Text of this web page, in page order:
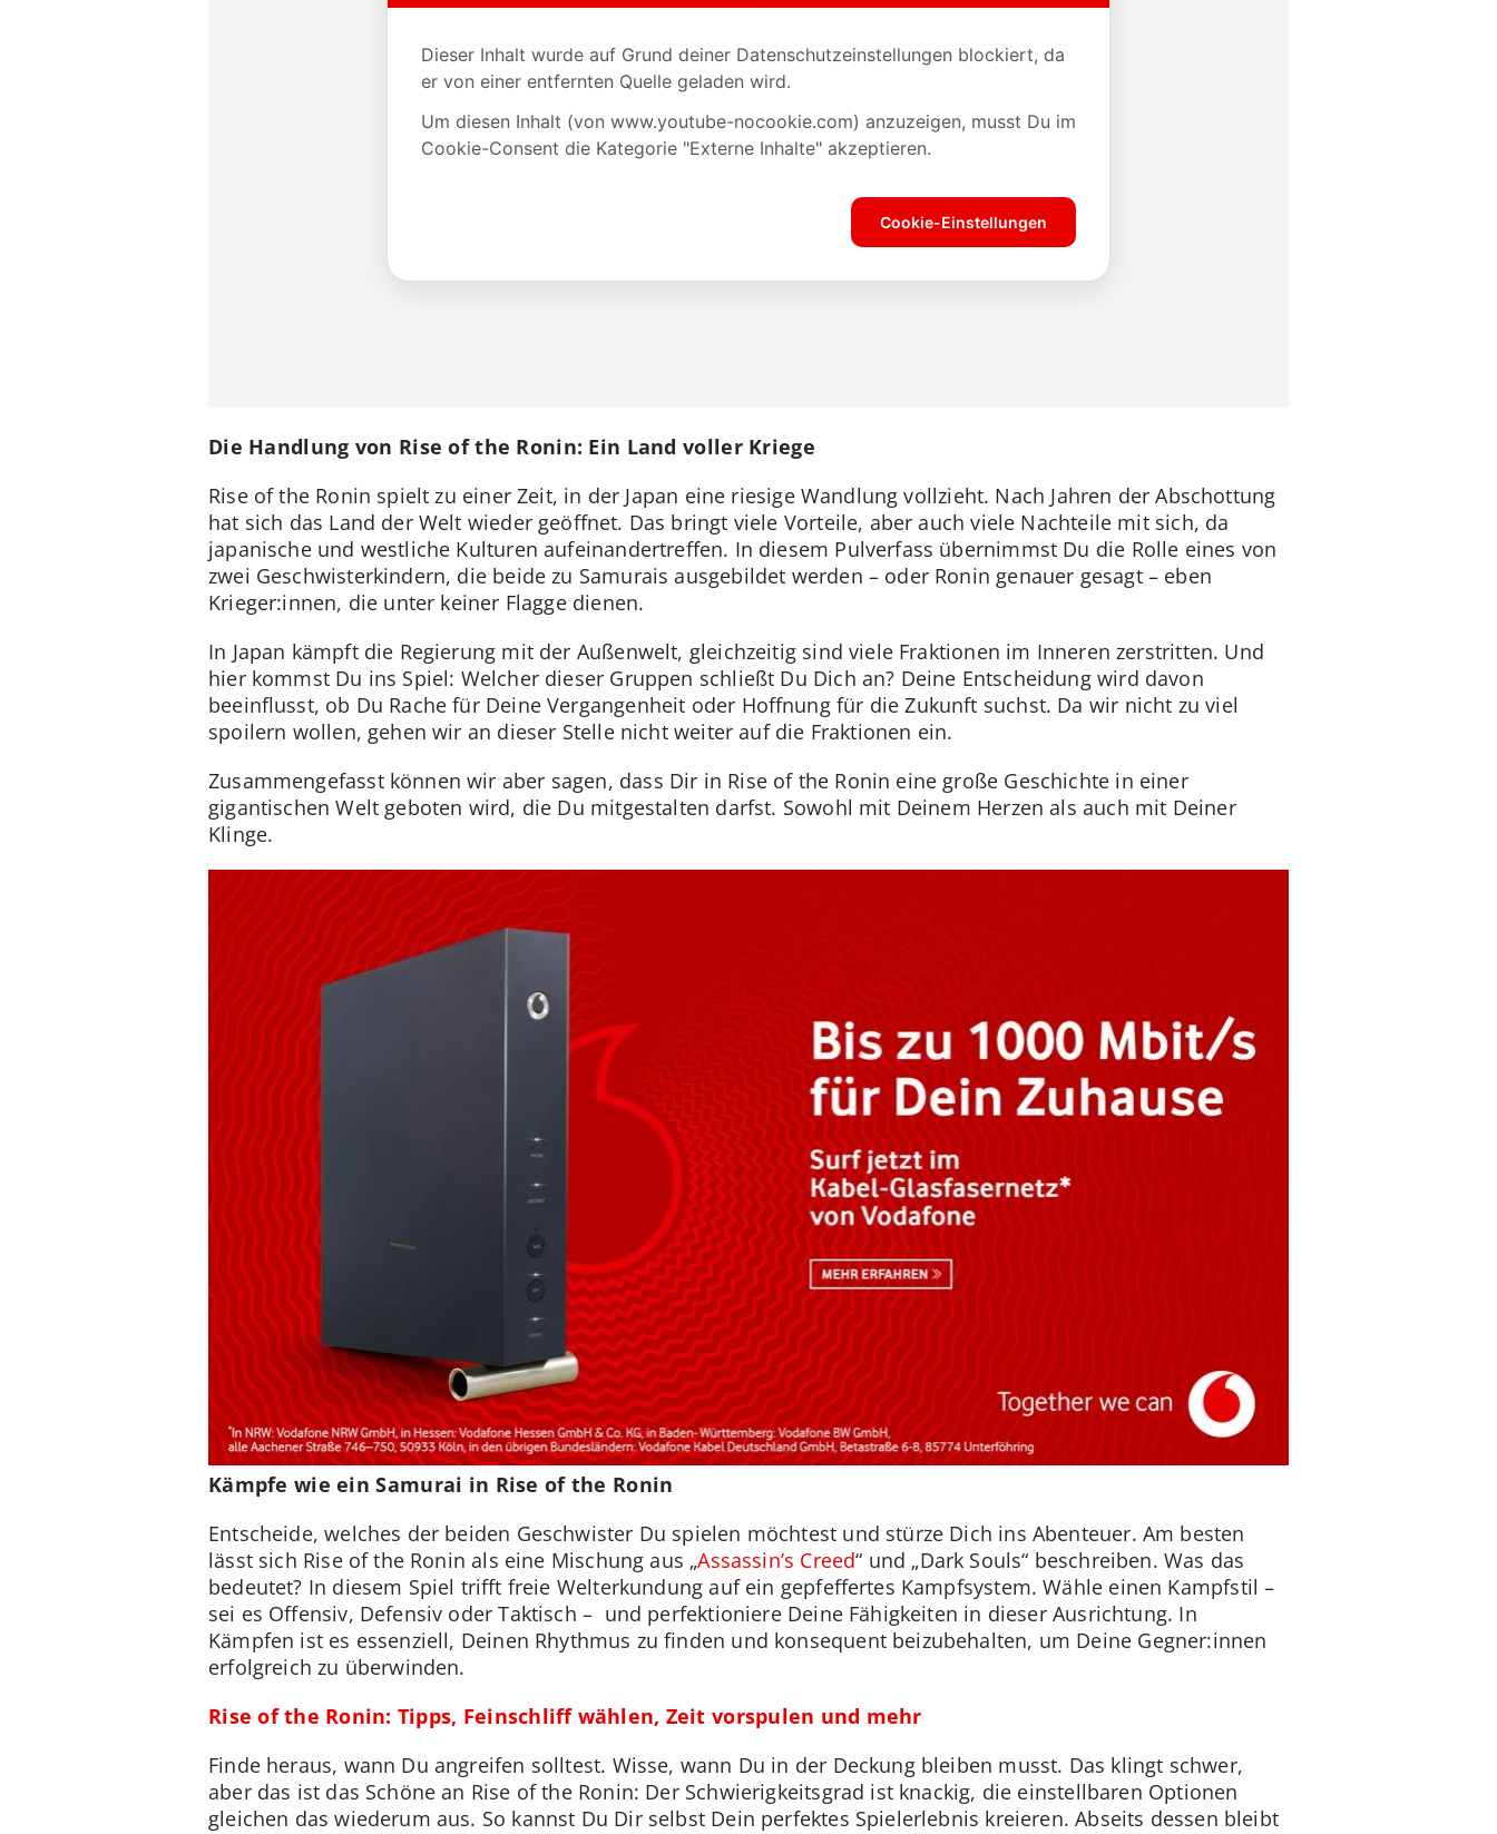
Die Handlung von Rise of the Ronin: Ein Land voller Kriege
Rise of the Ronin spielt zu einer Zeit, in der Japan eine riesige Wandlung vollzieht. Nach Jahren der Abschottung
hat sich das Land der Welt wieder geöffnet. Das bringt viele Vorteile, aber auch viele Nachteile mit sich, da
japanische und westliche Kulturen aufeinandertreffen. In diesem Pulverfass übernimmst Du die Rolle eines von
zwei Geschwisterkindern, die beide zu Samurais ausgebildet werden – oder Ronin genauer gesagt – eben
Krieger:innen, die unter keiner Flagge dienen.
In Japan kämpft die Regierung mit der Außenwelt, gleichzeitig sind viele Fraktionen im Inneren zerstritten. Und
hier kommst Du ins Spiel: Welcher dieser Gruppen schließt Du Dich an? Deine Entscheidung wird davon
beeinflusst, ob Du Rache für Deine Vergangenheit oder Hoffnung für die Zukunft suchst. Da wir nicht zu viel
spoilern wollen, gehen wir an dieser Stelle nicht weiter auf die Fraktionen ein.
Zusammengefasst können wir aber sagen, dass Dir in Rise of the Ronin eine große Geschichte in einer
gigantischen Welt geboten wird, die Du mitgestalten darfst. Sowohl mit Deinem Herzen als auch mit Deiner
Klinge.
Kämpfe wie ein Samurai in Rise of the Ronin
Entscheide, welches der beiden Geschwister Du spielen möchtest und stürze Dich ins Abenteuer. Am besten
lässt sich Rise of the Ronin als eine Mischung aus „Assassin’s Creed“ und „Dark Souls“ beschreiben. Was das
bedeutet? In diesem Spiel trifft freie Welterkundung auf ein gepfeffertes Kampfsystem. Wähle einen Kampfstil –
sei es Offensiv, Defensiv oder Taktisch – und perfektioniere Deine Fähigkeiten in dieser Ausrichtung. In
Kämpfen ist es essenziell, Deinen Rhythmus zu finden und konsequent beizubehalten, um Deine Gegner:innen
erfolgreich zu überwinden.
Rise of the Ronin: Tipps, Feinschliff wählen, Zeit vorspulen und mehr
Finde heraus, wann Du angreifen solltest. Wisse, wann Du in der Deckung bleiben musst. Das klingt schwer,
aber das ist das Schöne an Rise of the Ronin: Der Schwierigkeitsgrad ist knackig, die einstellbaren Optionen
gleichen das wiederum aus. So kannst Du Dir selbst Dein perfektes Spielerlebnis kreieren. Abseits dessen bleibt